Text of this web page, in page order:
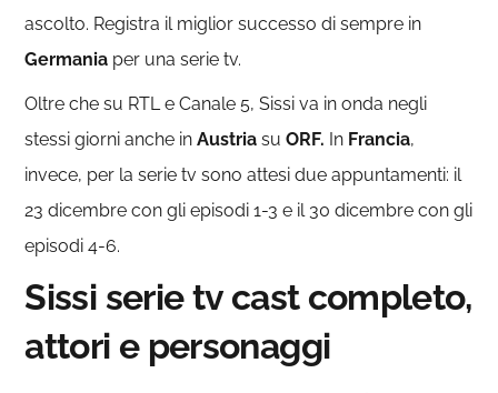
ascolto. Registra il miglior successo di sempre in
Germania per una serie tv.
Oltre che su RTL e Canale 5, Sissi va in onda negli
stessi giorni anche inAustria suORF. In Francia,
invece, per la serie tv sono attesi due appuntamenti: il
23 dicembre con gli episodi 1-3 e il 30 dicembre con gli
episodi 4-6.
Sissi serie tv cast completo,
attori e personaggi